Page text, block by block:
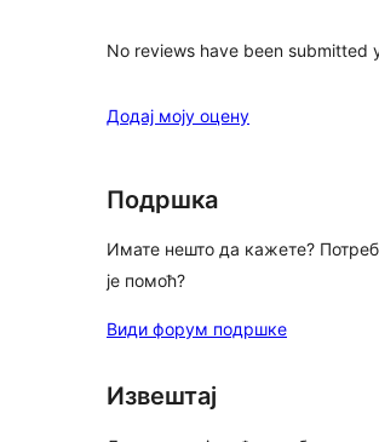
No reviews have been submitted
Додај моју оцену
Подршка
Имате нешто да кажете?
је помоћ?
Види форум подршке
Извештај